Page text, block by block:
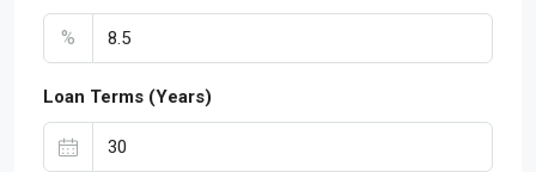
%
Loan Terms (Years)